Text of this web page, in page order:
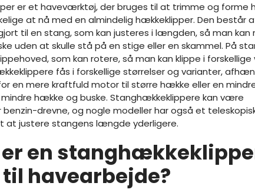
er et haveværktøj, der bruges til at trimme og forme
at nå med en almindelig hækkeklipper. Den består
til en stang, som kan justeres i længden, så man kan
uden at skulle stå på en stige eller en skammel. På
som kan rotere, så man kan klippe i forskellige
fås i forskellige størrelser og varianter,
en mere kraftfuld motor til større hække eller en
hække og buske. Stanghækkeklippere kan være
drevne, og nogle modeller har også et
at justere stangens længde yderligere.
en
havearbejde?